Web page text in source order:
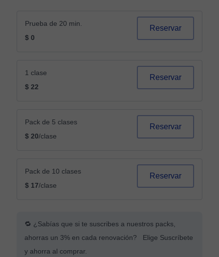
Prueba de 20 min.
$ 0
Reservar
1 clase
$ 22
Reservar
Pack de 5 clases
$ 20/clase
Reservar
Pack de 10 clases
$ 17/clase
Reservar
🔁 ¿Sabías que si te suscribes a nuestros packs,
ahorras un 3% en cada renovación? Elige Suscríbete
y ahorra al comprar.